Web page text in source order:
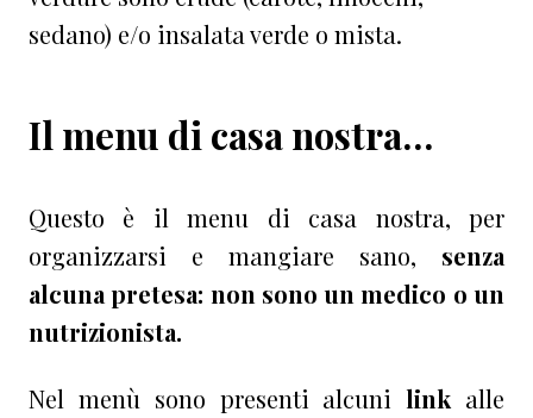
sedano) e/o insalata verde o mista.
Il menu di casa nostra…
Questo è il menu di casa nostra, per
organizzarsi e mangiare sano, senza
alcuna pretesa: non sono un medico o un
nutrizionista.
Nel menù sono presenti alcunilink alle